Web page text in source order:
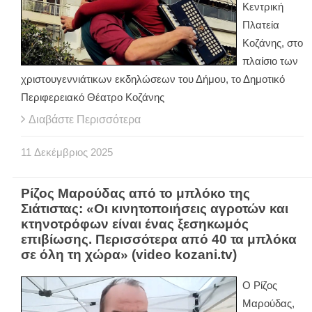
Κεντρική
Πλατεία
Κοζάνης, στο
πλαίσιο των
χριστουγεννιάτικων εκδηλώσεων του Δήμου, το Δημοτικό
Περιφερειακό Θέατρο Κοζάνης
Διαβάστε Περισσότερα
11 Δεκέμβριος 2025
Ρίζος Μαρούδας από το μπλόκο της
Σιάτιστας: «Οι κινητοποιήσεις αγροτών και
κτηνοτρόφων είναι ένας ξεσηκωμός
επιβίωσης. Περισσότερα από 40 τα μπλόκα
σε όλη τη χώρα» (video kozani.tv)
Ο Ρίζος
Μαρούδας,